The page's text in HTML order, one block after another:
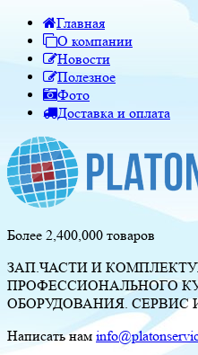
Главная
О компании
Новости
Полезное
Фото
Доставка и оплата
Более 2,400,000 товаров
ЗАП.ЧАСТИ И
ПРОФЕССИОНАЛЬНОГО
ОБОРУДОВАНИЯ. СЕРВИС
Написать нам